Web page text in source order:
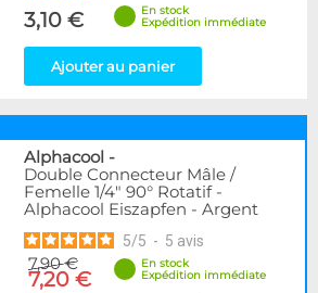
3,10 €
En stock
Expédition immédiate
Ajouter au panier
Alphacool -
Double Connecteur Mâle /
Femelle 1/4" 90° Rotatif -
Alphacool Eiszapfen - Argent
5/5 - 5 avis
7,90 €
7,20 €
En stock
Expédition immédiate